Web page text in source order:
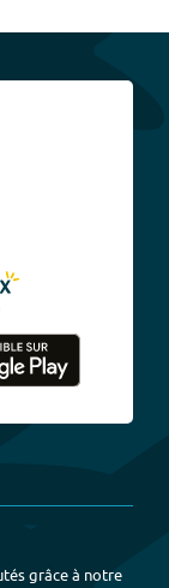
grâce à notre